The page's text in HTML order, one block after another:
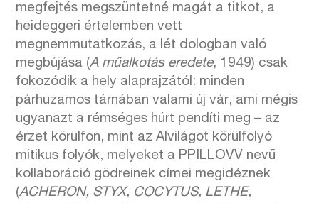
megfejtés megszüntetné magát a titkot, a
heideggeri értelemben vett
megnemmutatkozás, a lét dologban való
megbújása (A műalkotás eredete, 1949) csak
fokozódik a hely alaprajzától: minden
párhuzamos tárnában valami új vár, ami mégis
ugyanazt a rémséges húrt pendíti meg – az
érzet körülfon, mint az Alvilágot körülfolyó
mitikus folyók, melyeket a PPILLOVV nevű
kollaboráció gödreinek címei megidéznek
(ACHERON, STYX, COCYTUS, LETHE,